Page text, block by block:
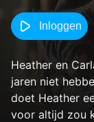
Inloggen
Heather en
jaren niet
doet Heather
voor altijd zou